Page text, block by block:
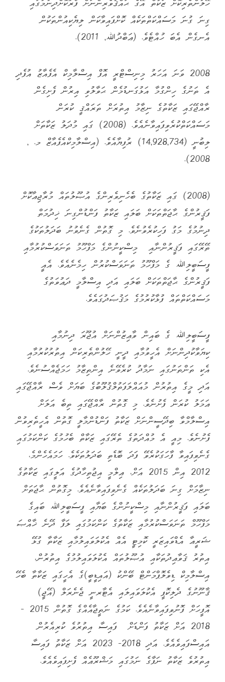
ހޭލުންތެރިކޮށް ޒަކާތް އޭގެ ޙައްޤުވެރިންނަށް ފޯރުކޮށްދިނުމުގައި
ގިނަ ގުނަ މަސައްކަތްތަކެއް ކޮށްފައިވާކަން ލިޔެކިއުންތަކުން
އެނގެން އެބަ ހުއްޓެވެ. (ޢަބްދުﷲ, 2011).
2008 ވަނަ އަހަރު މިނިސްޓްރީ އޮފް އިސްލާމިކް އެފެއާޒު އުފެދި
އެ ތަނުގެ ހިންގުމާ އަޅުގަނޑުމެން ޙަވާލުވި އިރުން ފެށިގެން
ރާއްޖޭގައި ޒަކާތުގެ ނިޒާމު އިތުރަށް ތަރައްޤީ ކުރަން
މަސައްކަތްކުރެވިފައިވާނެއެވެ. (2008) ގައި މުދަލު ޒަކާތަށް
ލިބުނީ (14,928,734) ރުފިޔާއެވެ. (އިސްލާމިކްއެފެއާޒް މ. ,
2008).
(2008) ގައި ޒަކާތުގެ ބެހެނިވެރިންގެ އުޞޫލުތައް މުރާޖިޢާކޮށް
ފަޤީރުންގެ ޙާޖަތްތަކަށް ބަލައި ޒަކާތު ފަންޑުންގިނަ ޚިދުމަތް
ދިނުމުގެ މަގު ފަހިކުރެވުނެވެ. މި ގޮތުން ގެނެވުނު ބަދަލުތަކުގެ
ތޭރޭގައި ފަޤީރުންނާއި މިސްކީނުންގެ މަފްހޫމު ތަނަވަސްކުރުމާއި
ފީސަބީލިﷲ ގެ މަފްހޫމު ތަނަވަސްކުރުން ހިމެނެއެވެ. އެއީ
ފަޤީރުންގެ ޙާޖަތްތަކަށް ބަލައި އަދި އިސްލާމީ ދަޢުވަތުގެ
މަސައްކަތްތައް ފުޅާކުރުމުގެ މަޤުޞަދުގައެވެ.
ފީސަބީލިﷲ ގެ ބައިން ވާޢިޒުންނަށް އުޖޫރަ ދިނުމާއި
ކިޔަވާކުދިންނަށް އެހީވުމާއި ދީނީ ހޭލުންތެރިކަން އިތުރުކުރުމާއި
އެކި ތަންތަނުގައި ނަމާދު ކުރެވޭނެ އިންތިޒާމު ހަމަޖެއްސުނެވެ.
އަދި މީގެ އިތުރުން މުއައްލަފަތުލްޤުލޫބުގެ ބަޔަށް ވެސް ރާއްޖޭގައި
ޢަމަލު ކުރަން ފެށުނެވެ. މި ގޮތުން ރާއްޖޭގައި ތިބެ އަލަށް
އިސްލާމްވާ ބިދޭސީންނަށް ޒަކާތު ފަންޑުންމާލީ ގޮތުން އެހީތެރިވުން
ފެށުނެވެ. މިއީ އެ މުއްދަތުގެ ތެރޭގައި ޒަކާތް ބެހުމުގެ ކަންކަމުގައި
ގެނެވިފައިވާ ފާހަގަކުރެވޭ ފަދަ ބޮޑެތި ބަދަލުތަކެވެ. ހަމައެހެންމެ،
2012 އިން 2015 އަށް، ޢިލްމީ އިޖުތިހާދުގެ އަލީގައި ޒަކާތުގެ
ނިޒާމަށް ގިނަ ބަދަލުތަކެއް ގެނެވިފައިވާނެއެވެ. މިގޮތުން ޙާޖަތަށް
ބަލައި ފަޤީރުންނާއި މިސްކީނުންގެ ބަޔާއި ފީސަބީލިﷲ ބައިގެ
މަފްހޫމް ތަނަވަސްކުރުމާއި ޒަކާތުގެ ކަންކަމުގައި ލަފާ ދޭނެ ޚާއްޞަ
ޝަރީޢާ އެޑްވައިޒަރީ ކޮމިޓީ އެއް އެކުލަވައިލުމާއި ޒަކާތާ ގުޅޭ
އިތުރު ޤަވާޢިދުތަކާއި އުޞޫލުތައް އެކުލަވައިލުމުގެ އިތުރުން،
އިސްލާމިކް ޑިވެލޮޕްމަންޓް ބޭންކު (އައިޑީބީ)ގެ އެހީގައި ޒަކާތާ ބެހޭ
ޤާނޫނުގެ ދެލިކޮޕީ އެކުލަވައިލައި އެޓާރނީ ޖެނެރަލް (އޭޖީ)
އޮފީހަށް ފޮނުވިފައިވާނެއެވެ. ކަމުގެ ނަތީޖާއެއްގެ ގޮތުން 2015 -
2018 އަށް ޒަކާތު ފަންޑަށް ފައިސާ އިތުރުވެ ކުރިއެރުން
އައިސްފައިވެއެވެ. އަދި 2018- 2023 އަށް ޒަކާތު ފައިސާ
އިތުރުވެ ޒަކާތު ނަފާގެ ނަމުގައި މަޝްރޫޢެއް ފެށިފައިވެއެވެ.